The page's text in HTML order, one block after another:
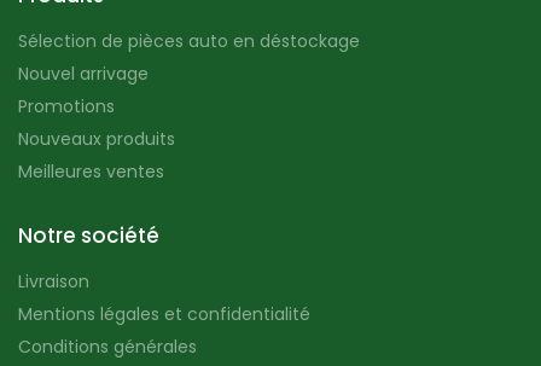
Sélection de pièces auto en déstockage
Nouvel arrivage
Promotions
Nouveaux produits
Meilleures ventes
Notre société
Livraison
Mentions légales et confidentialité
Conditions générales